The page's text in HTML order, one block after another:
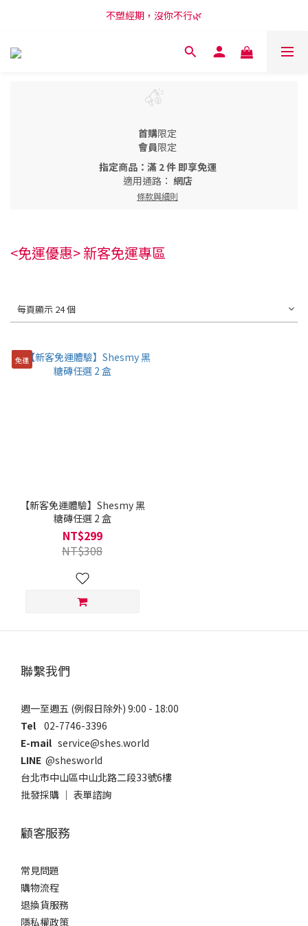
新會員享購物金100元，開啟LINE訂閱再領50元😍
不塑經期，沒你不行🌿
新會員享購物金100元，開啟LINE訂閱再領50元😍
首購限定
會員限定
指定商品：滿 2 件 即享免運
適用通路： 網店
條款與細則
<免運優惠> 新客免運專區
每頁顯示 24 個
免運
【新客免運體驗】Shesmy 黑
糖磚任選 2 盒
NT$299
NT$308
聯繫我們
週一至週五 (例假日除外) 9:00 - 18:00
Tel 02-7746-3396
E-mail service@shes.world
LINE @shesworld
台北市中山區中山北路二段33號6樓
批發採購 ｜ 表單諮詢
顧客服務
常見問題
購物流程
退換貨服務
隱私權政策